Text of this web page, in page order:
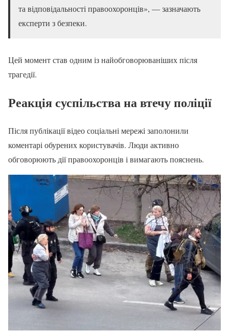
та відповідальності правоохоронців», — зазначають
експерти з безпеки.
Цей момент став одним із найобговорюваніших після
трагедії.
Реакція суспільства на втечу поліції
Після публікації відео соціальні мережі заполонили
коментарі обурених користувачів. Люди активно
обговорюють дії правоохоронців і вимагають пояснень.